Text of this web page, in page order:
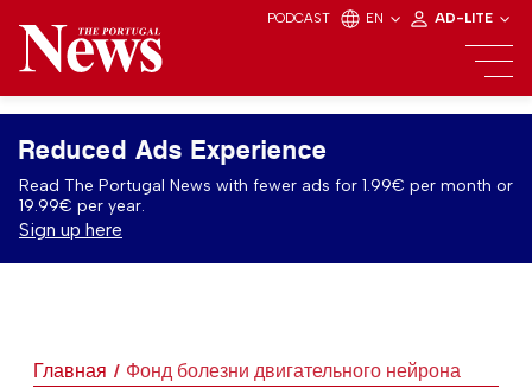
PODCAST EN AD-LITE
Reduced Ads Experience
Read The Portugal News with fewer ads for 1.99€ per month or
19.99€ per year.
Sign up here
Главная Фонд болезни двигательного нейрона